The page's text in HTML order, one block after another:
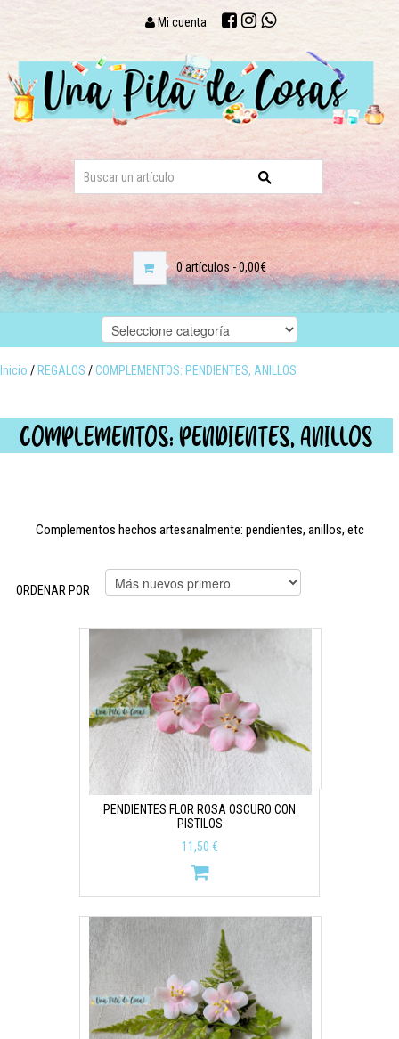
Mi cuenta
0 artículos - 0,00€
Inicio / REGALOS /COMPLEMENTOS: PENDIENTES, ANILLOS
COMPLEMENTOS: PENDIENTES, ANILLOS
Complementos hechos artesanalmente: pendientes, anillos, etc
ORDENAR POR
PENDIENTES FLOR ROSA OSCURO CON
PISTILOS
11,50 €